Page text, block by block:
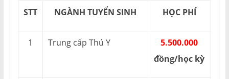
STT NGÀNH TUYỂN SINH HỌC PHÍ
1 Trung cấp Thú Y
5.500.000
đồng/học kỳ